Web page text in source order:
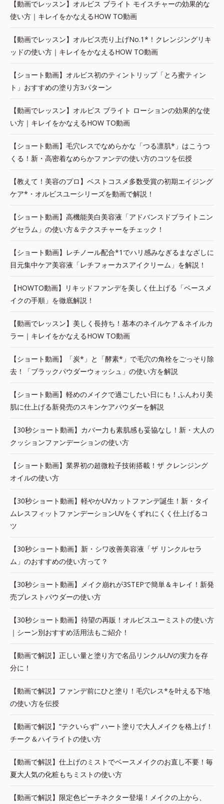
【動画でレッスン】オルビス ブライト モイスチャーの効果的な
使い方｜キレイをかなえるHOW TO動画
【動画でレッスン】オルビス売り上げNo.1*！クレンジングリキ
ッドの使い方｜キレイをかなえるHOW TO動画
【ショート動画】オルビス初のティントリップ「とろ蜜ティン
ト」おすすめの塗り方3パターン
【動画でレッスン】オルビス ブライト ローションの効果的な使
い方｜キレイをかなえるHOW TO動画
【ショート動画】毛穴レスでなめらかな「つる凛肌*」はこうつ
くる！新・高密着なめらかファンデの使い方のコツを伝授
【教えて！美容のプロ】ベストコスメ多数受賞の初期エイジング
ケア*・オルビスユーシリーズを動画で解説！
【ショート動画】高機能美白美容液「アドバンスドブライトニン
グセラム」の使い方＆テクスチャーをチェック！
【ショート動画】レチノール配合*1でハリ感みなぎるまなざしに
目元集中ケア美容液「レチフォーカスアイクリーム」を解説！
【HOWTO動画】リキッドファンデを美しく仕上げる「ベースメ
イクの手順」を徹底解説！
【動画でレッスン】美しく長持ち！基本のネイルケア＆ネイルカ
ラー｜キレイをかなえるHOW TO動画
【ショート動画】「炭*」と「酵素*」で毛穴の角栓をごっそり除
去！「ブラックパウダーウォッシュ」の使い方を解説
【ショート動画】軽めのメイクで過ごしたい日にも！ふんわり美
肌に仕上げる新発売のスキンケアパウダーを解説
【30秒ショート動画】カバー力も素肌感も妥協なし！新・大人の
クッションファンデーションの使い方
【ショート動画】業界初の超微粒子技術搭載！ザ クレンジング
オイルの使い方
【30秒ショート動画】軽やかUVカットファンデ誕生！新・タイ
ムレスフィットファンデーションUVをくずれにくく仕上げるコ
ツ
【30秒ショート動画】新・シワ改善美容液「ザ リンクルセラ
ム」のおすすめの使い方って？
【30秒ショート動画】メイク崩れが3STEPで簡単＆キレイ！新発
売プレストパウダーの使い方
【30秒ショート動画】待望の再販！オルビスユーミストの使い方
｜シーン別おすすめ活用法もご紹介！
【動画で解説】正しい量と塗り方で名品リンクルUVの実力を存
分に！
【動画で解説】ファンデ前にひと塗り！毛穴レス*を叶える下地
の使い方を伝授
【動画で解説】“テクいらず” ハート塗りで大人メイクを格上げ！
チーク＆ハイライトの使い方
【動画で解説】仕上げのミストでベースメイクのお直し不要！毎
夏大人気の化粧もちミストの使い方
【動画で解説】限定色ピーチネクター登場！メイクの上から、